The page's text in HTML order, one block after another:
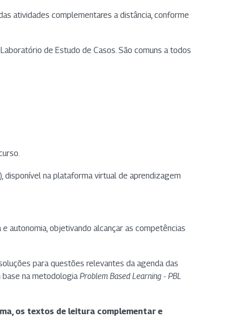
atividades complementares a distância, conforme
de Estudo de Casos. São comuns a todos
na plataforma virtual de aprendizagem
autonomia, objetivando alcançar as competências
para questões relevantes da agenda das
base na metodologiaProblem Based Learning - PBL
os textos de leitura complementar e